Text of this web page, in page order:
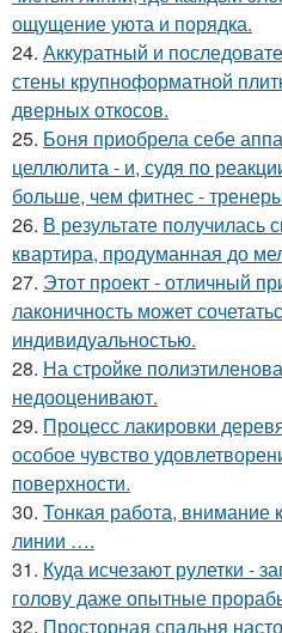
ощущение уюта и порядка.
24. Аккуратный и
стены крупноформатной
дверных откосов.
25. Боня приобрела себе
целлюлита - и, судя по
больше, чем фитнес -
26. В результате получилась
квартира, продуманная до
27. Этот проект - отличный
лаконичность может
индивидуальностью.
28. На стройке
недооценивают.
29. Процесс лакировки
особое чувство
поверхности.
30. Тонкая работа, внимание
линии ….
31. Куда исчезают рулетки -
голову даже опытные
32. Просторная спальня